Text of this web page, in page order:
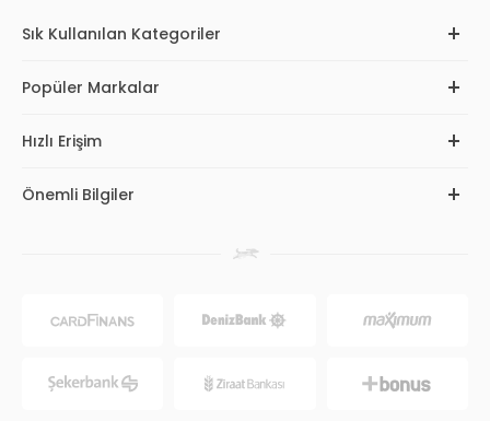
Sık Kullanılan Kategoriler
Popüler Markalar
Hızlı Erişim
Önemli Bilgiler